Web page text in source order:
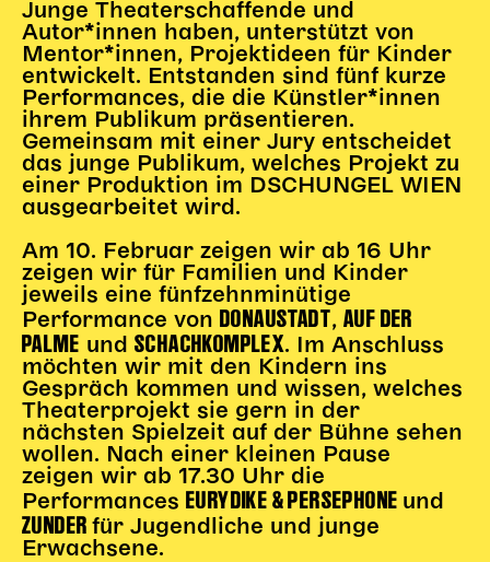
Junge Theaterschaffende und
Autor*innen haben, unterstützt von
Mentor*innen, Projektideen für Kinder
entwickelt. Entstanden sind fünf kurze
Performances, die die Künstler*innen
ihrem Publikum präsentieren.
Gemeinsam mit einer Jury entscheidet
das junge Publikum, welches Projekt zu
einer Produktion im DSCHUNGEL WIEN
ausgearbeitet wird.
Am 10. Februar zeigen wir ab 16 Uhr
zeigen wir für Familien und Kinder
jeweils eine fünfzehnminütige
Performance von DONAUSTADT, AUF DER
PALME und SCHACHKOMPLEX. Im Anschluss
möchten wir mit den Kindern ins
Gespräch kommen und wissen, welches
Theaterprojekt sie gern in der
nächsten Spielzeit auf der Bühne sehen
wollen. Nach einer kleinen Pause
zeigen wir ab 17.30 Uhr die
Performances EURYDIKE & PERSEPHONE und
ZUNDER für Jugendliche und junge
Erwachsene.